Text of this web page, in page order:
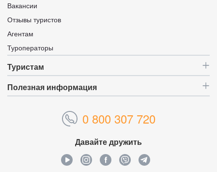
Вакансии
Отзывы туристов
Агентам
Туроператоры
Туристам
Полезная информация
0 800 307 720
Давайте дружить